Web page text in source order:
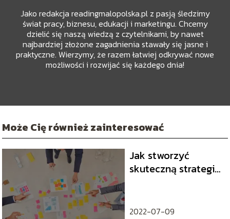
Jako redakcja readingmalopolska.pl z pasją śledzimy
świat pracy, biznesu, edukacji i marketingu. Chcemy
dzielić się naszą wiedzą z czytelnikami, by nawet
najbardziej złożone zagadnienia stawały się jasne i
praktyczne. Wierzymy, że razem łatwiej odkrywać nowe
możliwości i rozwijać się każdego dnia!
Może Cię również zainteresować
Jak stworzyć
skuteczną strategię
2022-07-09